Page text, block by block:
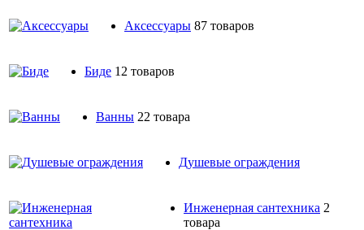
Аксессуары 87 товаров
Биде 12 товаров
Ванны 22 товара
Душевые ограждения
Инженерная сантехника 2
товара